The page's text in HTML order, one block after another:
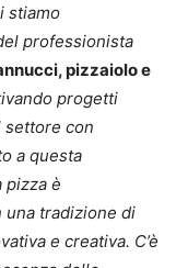
stiamo
professionista
pizzaiolo e
progetti
settore con
a questa
pizza è
una tradizione di
e creativa. C’è